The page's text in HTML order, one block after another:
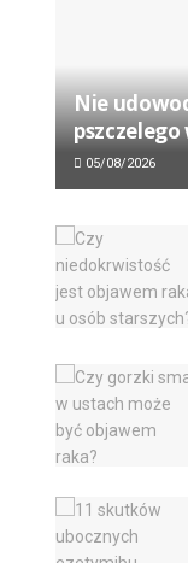
Nie
05/08/2026